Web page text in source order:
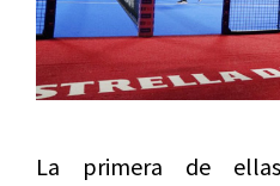
La primera de